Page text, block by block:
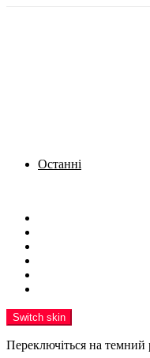
Останні
Switch skin
Переключіться на